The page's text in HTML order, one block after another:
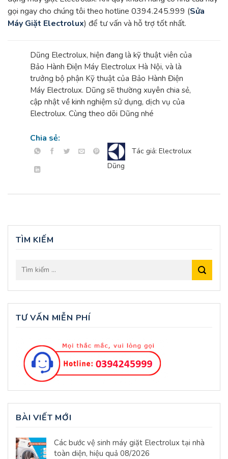
gọi ngay cho chúng tôi theo hotline 0394.245.999 (Sửa
Máy Giặt Electrolux) để tư vấn và hỗ trợ tốt nhất.
Dũng Electrolux, hiện đang là kỹ thuật viên của
Bảo Hành Điện Máy Electrolux Hà Nội, và là
trưởng bộ phận Kỹ thuật của Bảo Hành Điện
Máy Electrolux. Dũng sẽ thường xuyên chia sẻ,
cập nhật về kinh nghiệm sử dụng, dịch vụ của
Electrolux. Cùng theo dõi Dũng nhé
Chia sẻ:
Tác giả: Electrolux
Dũng
TÌM KIẾM
TƯ VẤN MIỄN PHÍ
BÀI VIẾT MỚI
Các bước vệ sinh máy giặt Electrolux tại nhà
toàn diện, hiệu quả 08/2026